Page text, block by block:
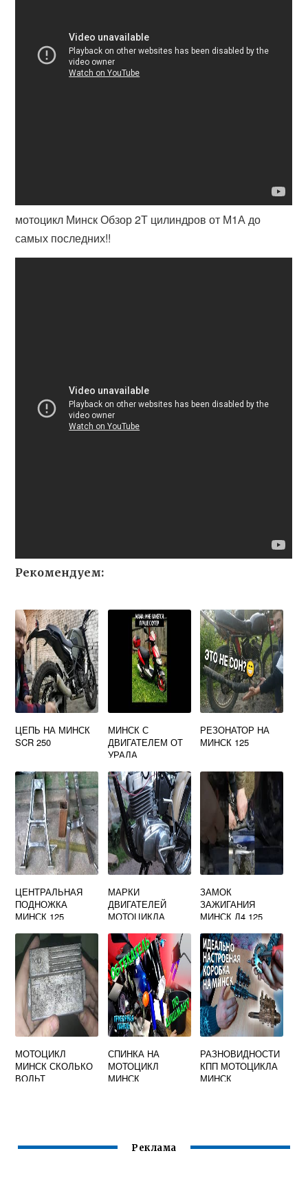
мотоцикл Минск Обзор 2Т цилиндров от М1А до
самых последних!!
Рекомендуем:
ЦЕПЬ НА МИНСК
SCR 250
МИНСК С
ДВИГАТЕЛЕМ ОТ
УРАЛА
РЕЗОНАТОР НА
МИНСК 125
ЦЕНТРАЛЬНАЯ
ПОДНОЖКА
МИНСК 125
МАРКИ
ДВИГАТЕЛЕЙ
МОТОЦИКЛА
ЗАМОК
ЗАЖИГАНИЯ
МИНСК Д4 125
МОТОЦИКЛ
МИНСК СКОЛЬКО
ВОЛЬТ
СПИНКА НА
МОТОЦИКЛ
МИНСК
РАЗНОВИДНОСТИ
КПП МОТОЦИКЛА
МИНСК
Реклама